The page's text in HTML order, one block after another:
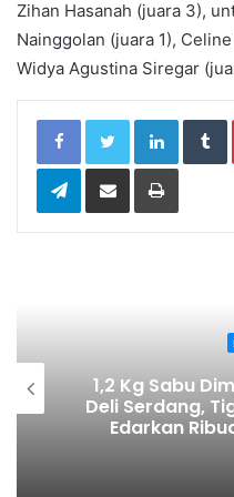
Zihan Hasanah (juara 3),
Nainggolan (juara 1),
Widya Agustina Siregar
LinkedIn Tumblr
Telegram Print
Dimusnahkan Polresta
Tiga Tersangka
Ribuan Dosis Narkoba